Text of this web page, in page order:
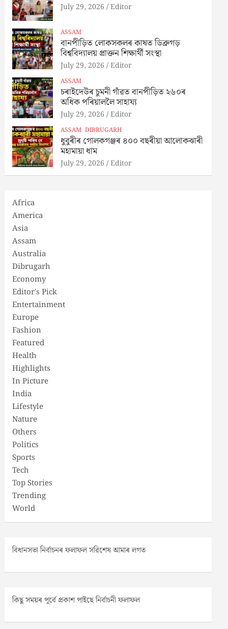
July 29, 2026 Editor
ASSAM
বানপীড়িত লোকসকলৰ কাষত ডিব্ৰুগড়
বিশ্ববিদ্যালয় প্ৰাক্তন শিক্ষাৰ্থী সংস্থা
July 29, 2026 Editor
ASSAM
চৰাইদেউৰ চুমনী গাঁৱত বানপীড়িত ২৬০ৰ
অধিক পৰিয়াললৈ সাহায্য
July 29, 2026 Editor
ASSAM DIBRUGARH
ধুবুৰীৰ গোলকগঞ্জৰ ৪০০ বছৰীয়া আলোকঝাৰী
মহামায়া ধাম
July 29, 2026 Editor
Africa
America
Asia
Assam
Australia
Dibrugarh
Economy
Editor's Pick
Entertainment
Europe
Fashion
Featured
Health
Highlights
In Picture
India
Lifestyle
Nature
Others
Politics
Sports
Tech
Top Stories
Trending
World
বিধানসভা নিৰ্বাচনৰ ফলাফল সৱিশেষ আমাৰ লগত
কিছু সময়ৰ পূৰ্বে প্ৰকাশ পাইছে নিৰ্বাচনী ফলাফল